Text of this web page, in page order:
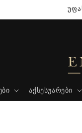
აქსესუარები